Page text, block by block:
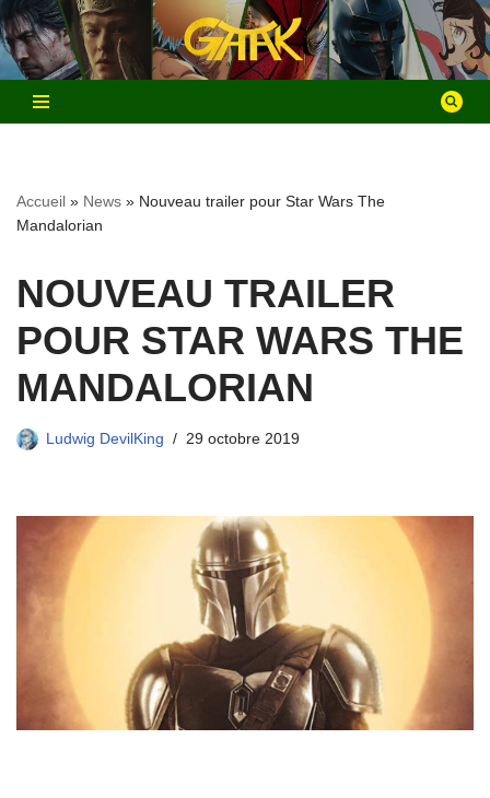
Aller
au
contenu
Accueil » News » Nouveau trailer pour Star Wars The
Mandalorian
NOUVEAU TRAILER
POUR STAR WARS THE
MANDALORIAN
Ludwig DevilKing 29 octobre 2019